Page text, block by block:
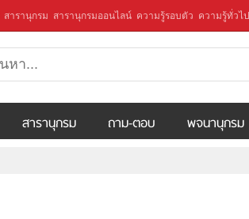
สารานุกรม สารานุกรมออนไลน์ ความรู้รอบตัว ความรู้ทั่วไป
สารานุกรม ถาม-ตอบ พจนานุกรม